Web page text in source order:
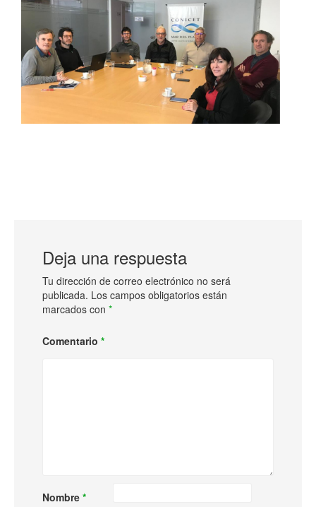
Deja una respuesta
Tu dirección de correo electrónico no será
publicada. Los campos obligatorios están
marcados con *
Comentario *
Nombre *